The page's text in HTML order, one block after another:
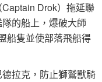
Drok）拖延聯
的船上，爆破大師
船隻並使部落飛船得
拉克，防止獅鷲獸騎